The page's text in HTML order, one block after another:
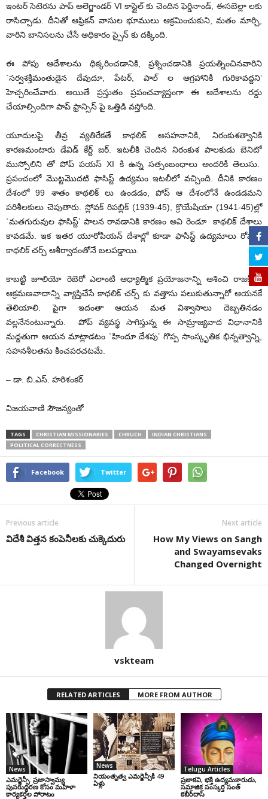
ఇంటర్ సెటెరను పాప్ అలెగ్జాండర్ VI కాస్టైల్ కు చెందిన ఫెర్డినాండ్, ఈసబెల్లా లకు
రాసిచ్చాడు. దీనితో ఆఫ్రికన్ వాసుల భూములు ఆక్రమించుకుని, మతం మార్చి,
వారిని బానిసలను చేసే అధికారం స్పైన్ కు దక్కింది.
ఈ పోపు ఆదేశాలను ధిక్కరించడానికి, ప్రశ్నించడానికి ప్రయత్నించినవారిని
`సర్వశక్తిమంతుడైన దేవుదూ, పేటర్, పాల్ ల ఆగ్రహానికి గురికావద్దని’
హెచ్చరించేవారు. అయితే ప్రస్తుతం ప్రపంచవ్యాప్తంగా ఈ ఆదేశాలను రద్దు
చేయాల్సిందిగా పాప్ ఫ్రాన్సిస్ పై ఒత్తిడి వస్తోంది.
యూదులపై తీవ్ర వ్యతిరేకతే కాథలిక్ అసహనానికి, నిరంకుశత్వానికి
కారణమంటారు డేవిడ్ కేర్ట్ జర్. ఇటలీకి చెందిన నిరంకుశ పాలకుడు బెనిటో
ముస్సోలిని తో పోప్ పయస్ XI కి ఉన్న సత్సంబంధాలు అందరికీ తెలుసు.
ప్రపంచంలో మొట్టమొదటి ఫాసిస్ట్ ఉద్యమం ఇటలీలో వచ్చింది. దీనికి కారణం
దేశంలో 99 శాతం కాథలిక్ లు ఉండడం, పోప్ ఆ దేశంలోనే ఉండడమని
పరిశీలకులు చెపుతారు. స్లోవక్ రిపబ్లిక్ (1939-45), క్రొయేషియా (1941-45)ల్లో
`మతగురువుల ఫాసిస్ట్’ పాలన రావడానికి కారణం అవి రెండూ కాథలిక్ దేశాలు
కావడమే. ఇక ఇతర యూరోపియన్ దేశాల్లో కూడా ఫాసిస్ట్ ఉద్యమాలు రోమన్
కాథలిక్ చర్చ్ ఆశీర్వాదంతోనే బలపడ్డాయి.
కాబట్టి జూలియో రెబెరో ఎలాంటి ఆధ్యాత్మిక ప్రయోజనాన్ని ఆశించి రాజకీయ
ఆక్రమణవాదాన్ని వ్యాప్తిచేసే కాథలిక్ చర్చ్ కు వత్తాసు పలుకుతున్నారో ఆయనకే
తెలియాలి. పైగా ఇదంతా ఆయన మత విశ్వాసాలు దెబ్బతినడం
వల్లనేనంటున్నారు. పోప్ వ్యవస్థ సాగిస్తున్న ఈ సామ్రాజ్యవాద విధానానికి
మద్దతుగా ఆయన మాట్లాడటం `హిందూ దేశపు’ గొప్ప సాంస్కృతిక భిన్నత్వాన్ని,
సహనశీలతను కించపరచటమే.
– డా. బి.ఎస్. హరిశంకర్
విజయవాణి సౌజన్యంతో
TAGS CHRISTIAN MISSIONARIES CHRUCH
INDIAN CHRISTIANS
POLITICAL CORRECTNESS
Facebook Twitter
Previous article
విదేశీ విత్తన కంపెనీలకు చుక్కెదురు
Next article
How My Views on Sangh
and Swayamsevaks
Changed Overnight
vskteam
RELATED ARTICLES MORE FROM AUTHOR
News
ఎమర్జెన్సీ: ప్రజాస్వామ్య
పునరుద్ధరణ కోసం మహిళా
కార్యకర్తల పోరాటం
News
నియంతృత్వ ఎమర్జెన్సీకి 49
ఏళ్లు
Telugu Articles
ప్రజాకవి, భక్తి ఉద్యమకారుడు,
సమాజిక సంస్కర్త సంత్‌
కబీర్‌దాస్‌